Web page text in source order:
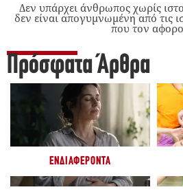
Δεν υπάρχει άνθρωπος χωρίς
δεν είναι απογυμνωμένη από τις
που τον
Πρόσφατα Άρθρα
ΕΝΔΙΑΦΈΡΟΝΤΑ